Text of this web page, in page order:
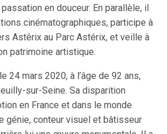
en douceur. En parallèle, il
cinématographiques, participe à
Astérix au Parc Astérix, et veille à
patrimoine artistique.
24 mars 2020, à l’âge de 92 ans,
sur-Seine. Sa disparition
en France et dans le monde
génie, conteur visuel et bâtisseur